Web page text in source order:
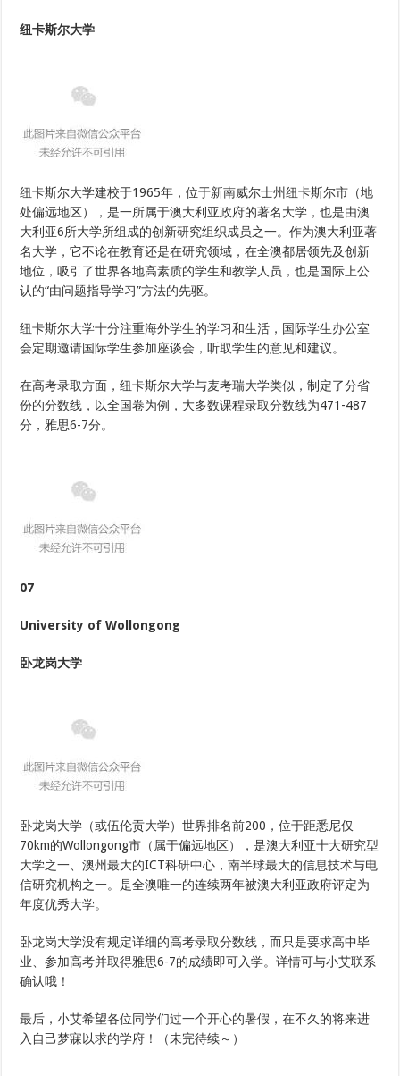
纽卡斯尔大学
纽卡斯尔大学建校于1965年，位于新南威尔士州纽卡斯尔市（地
处偏远地区），是一所属于澳大利亚政府的著名大学，也是由澳
大利亚6所大学所组成的创新研究组织成员之一。作为澳大利亚著
名大学，它不论在教育还是在研究领域，在全澳都居领先及创新
地位，吸引了世界各地高素质的学生和教学人员，也是国际上公
认的“由问题指导学习”方法的先驱。
纽卡斯尔大学十分注重海外学生的学习和生活，国际学生办公室
会定期邀请国际学生参加座谈会，听取学生的意见和建议。
在高考录取方面，纽卡斯尔大学与麦考瑞大学类似，制定了分省
份的分数线，以全国卷为例，大多数课程录取分数线为471-487
分，雅思6-7分。
07
University of Wollongong
卧龙岗大学
卧龙岗大学（或伍伦贡大学）世界排名前200，位于距悉尼仅
70km的Wollongong市（属于偏远地区），是澳大利亚十大研究型
大学之一、澳州最大的ICT科研中心，南半球最大的信息技术与电
信研究机构之一。是全澳唯一的连续两年被澳大利亚政府评定为
年度优秀大学。
卧龙岗大学没有规定详细的高考录取分数线，而只是要求高中毕
业、参加高考并取得雅思6-7的成绩即可入学。详情可与小艾联系
确认哦！
最后，小艾希望各位同学们过一个开心的暑假，在不久的将来进
入自己梦寐以求的学府！（未完待续～）